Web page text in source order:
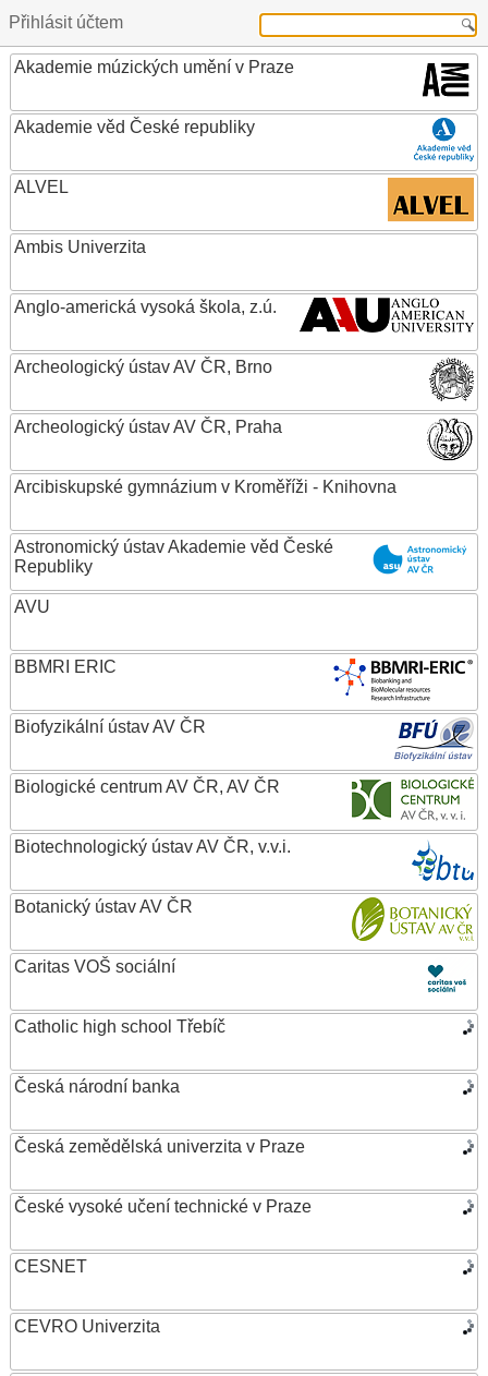
Přihlásit účtem
Akademie múzických umění v Praze
Akademie věd České republiky
ALVEL
Ambis Univerzita
Anglo-americká vysoká škola, z.ú.
Archeologický ústav AV ČR, Brno
Archeologický ústav AV ČR, Praha
Arcibiskupské gymnázium v Kroměříži - Knihovna
Astronomický ústav Akademie věd České
Republiky
AVU
BBMRI ERIC
Biofyzikální ústav AV ČR
Biologické centrum AV ČR, AV ČR
Biotechnologický ústav AV ČR, v.v.i.
Botanický ústav AV ČR
Caritas VOŠ sociální
Catholic high school Třebíč
Česká národní banka
Česká zemědělská univerzita v Praze
České vysoké učení technické v Praze
CESNET
CEVRO Univerzita